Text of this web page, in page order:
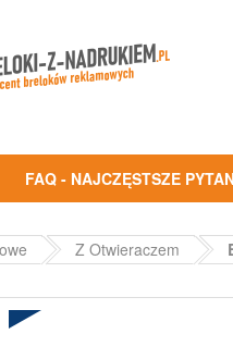
FAQ - NAJCZĘSTSZE
Z Otwieraczem